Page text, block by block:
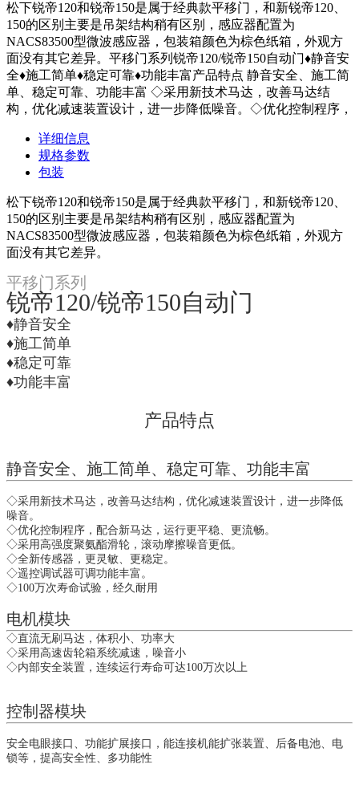
松下锐帝120和锐帝150是属于经典款平移门，和新锐帝120、
150的区别主要是吊架结构稍有区别，感应器配置为
NACS83500型微波感应器，包装箱颜色为棕色纸箱，外观方
面没有其它差异。平移门系列锐帝120/锐帝150自动门♦静音安
全♦施工简单♦稳定可靠♦功能丰富产品特点 静音安全、施工简
单、稳定可靠、功能丰富 ◇采用新技术马达，改善马达结
构，优化减速装置设计，进一步降低噪音。◇优化控制程序，
详细信息
规格参数
包装
松下锐帝120和锐帝150是属于经典款平移门，和新锐帝120、
150的区别主要是吊架结构稍有区别，感应器配置为
NACS83500型微波感应器，包装箱颜色为棕色纸箱，外观方
面没有其它差异。
平移门系列
锐帝120/锐帝150自动门
♦静音安全
♦施工简单
♦稳定可靠
♦功能丰富
产品特点
静音安全、施工简单、稳定可靠、功能丰富
◇采用新技术马达，改善马达结构，优化减速装置设计，进一步降低
噪音。
◇优化控制程序，配合新马达，运行更平稳、更流畅。
◇采用高强度聚氨酯滑轮，滚动摩擦噪音更低。
◇全新传感器，更灵敏、更稳定。
◇遥控调试器可调功能丰富。
◇100万次寿命试验，经久耐用
电机模块
◇直流无刷马达，体积小、功率大
◇采用高速齿轮箱系统减速，噪音小
◇内部安全装置，连续运行寿命可达100万次以上
控制器模块
安全电眼接口、功能扩展接口，能连接机能扩张装置、后备电池、电
锁等，提高安全性、多功能性